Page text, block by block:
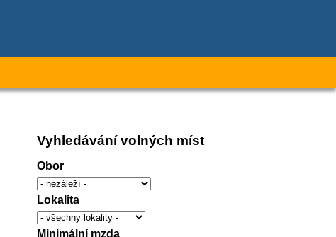
Vyhledávání volných míst
Obor
Lokalita
Minimální mzda